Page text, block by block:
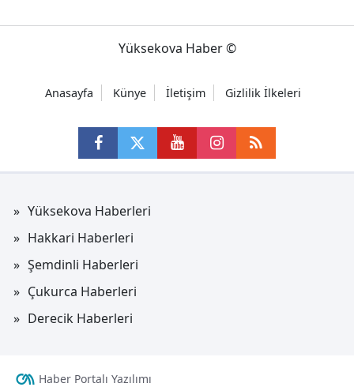
Yüksekova Haber ©
Anasayfa Künye İletişim Gizlilik İlkeleri
Yüksekova Haberleri
Hakkari Haberleri
Şemdinli Haberleri
Çukurca Haberleri
Derecik Haberleri
Haber Portalı Yazılımı